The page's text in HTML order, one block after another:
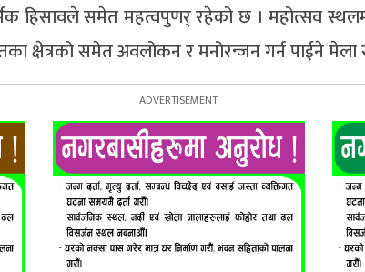
हिसावले समेत महत्वपुणर् रहेको छ । महोत्सव
क्षेत्रको समेत अवलोकन र मनोरन्जन गर्न पाईने